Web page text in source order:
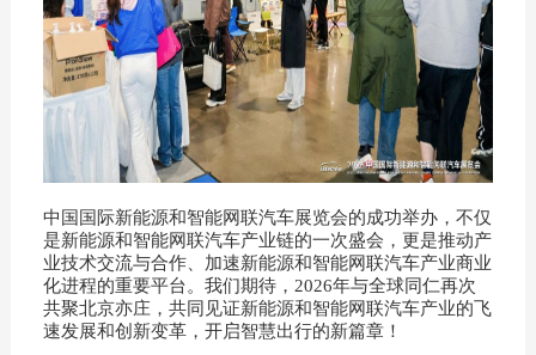
中国国际新能源和智能网联汽车展览会的成功举办，不仅
是新能源和智能网联汽车产业链的一次盛会，更是推动产
业技术交流与合作、加速新能源和智能网联汽车产业商业
化进程的重要平台。我们期待，2026年与全球同仁再次
共聚北京亦庄，共同见证新能源和智能网联汽车产业的飞
速发展和创新变革，开启智慧出行的新篇章！